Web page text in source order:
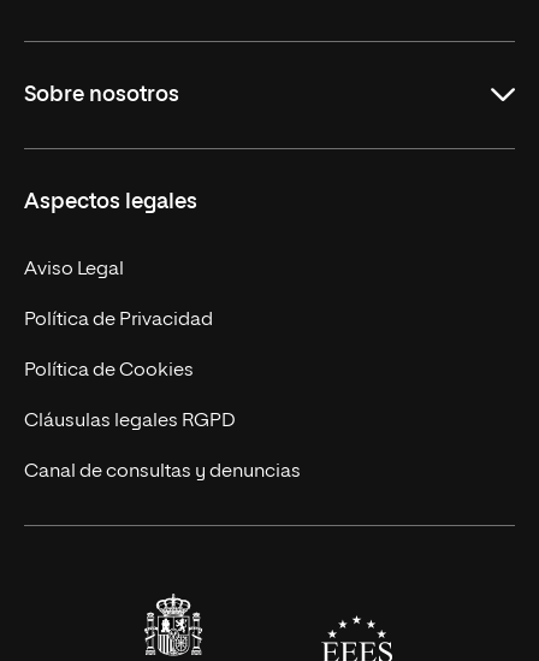
Derecho
Empresa
MBA
Marketing y Comunicación
Ingeniería
Diseño
Ciencias de la Salud
Sobre nosotros
Nuestro Equipo
Contacto
Aspectos legales
Aviso Legal
Política de Privacidad
Política de Cookies
Cláusulas legales RGPD
Canal de consultas y denuncias